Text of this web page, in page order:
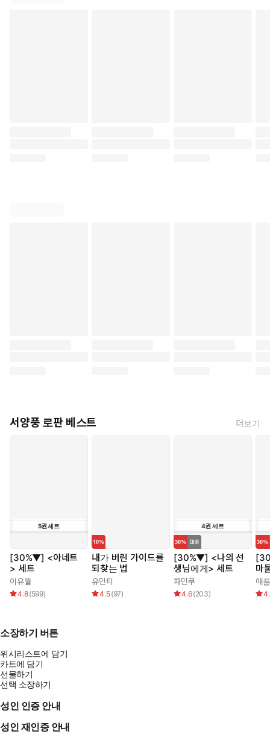
서양풍 로판 베스트 더보기
5권세트
[30%▼] <아네트
> 세트
이유월
4.8(599)
내가 버린 가이드를
되찾는 법
유민티
4.5(97)
4권세트
[30%▼] <나의 선
생님에게> 세트
파민쿠
4.6(203)
마
애
소장하기 버튼
위시리스트에 담기
카트에 담기
선물하기
선택 소장하기
성인 인증 안내
성인 재인증 안내